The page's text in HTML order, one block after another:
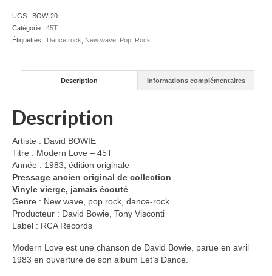
Love
UGS : BOW-20
Catégorie : 45T
Étiquettes : Dance rock New wave Pop Rock
Description Informations complémentaires
Description
Artiste : David BOWIE
Titre : Modern Love – 45T
Année : 1983, édition originale
Pressage ancien original de collection
Vinyle vierge, jamais écouté
Genre : New wave, pop rock, dance-rock
Producteur : David Bowie, Tony Visconti
Label : RCA Records
Modern Love est une chanson de David Bowie, parue en avril
1983 en ouverture de son album Let’s Dance.